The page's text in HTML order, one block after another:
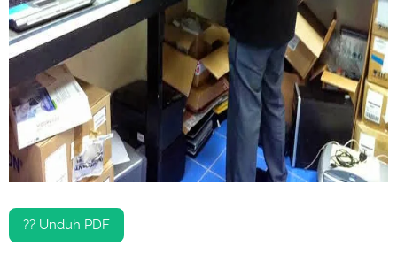
?? Unduh PDF